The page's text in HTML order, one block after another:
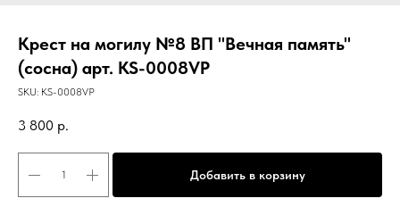
Крест на могилу №8 ВП "Вечная память"
(сосна) арт. KS-0008VP
SKU: KS-0008VP
3 800 р.
Добавить в корзину